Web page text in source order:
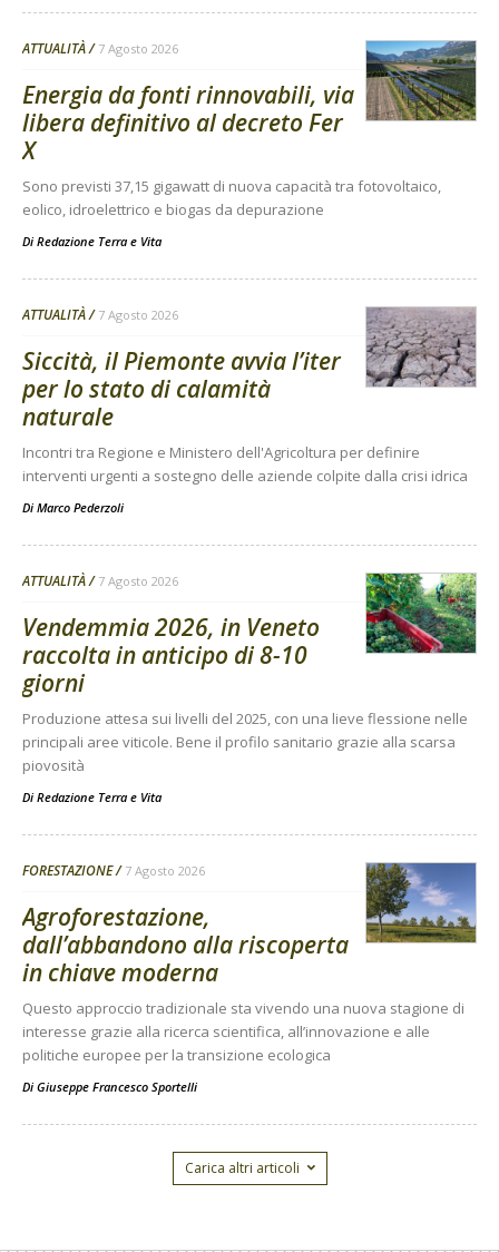
ATTUALITÀ 7 Agosto 2026
Energia da fonti rinnovabili, via
libera definitivo al decreto Fer
X
Sono previsti 37,15 gigawatt di nuova capacità tra fotovoltaico,
eolico, idroelettrico e biogas da depurazione
Di Redazione Terra e Vita
ATTUALITÀ 7 Agosto 2026
Siccità, il Piemonte avvia l’iter
per lo stato di calamità
naturale
Incontri tra Regione e Ministero dell'Agricoltura per definire
interventi urgenti a sostegno delle aziende colpite dalla crisi idrica
Di Marco Pederzoli
ATTUALITÀ 7 Agosto 2026
Vendemmia 2026, in Veneto
raccolta in anticipo di 8-10
giorni
Produzione attesa sui livelli del 2025, con una lieve flessione nelle
principali aree viticole. Bene il profilo sanitario grazie alla scarsa
piovosità
Di Redazione Terra e Vita
FORESTAZIONE 7 Agosto 2026
Agroforestazione,
dall’abbandono alla riscoperta
in chiave moderna
Questo approccio tradizionale sta vivendo una nuova stagione di
interesse grazie alla ricerca scientifica, all’innovazione e alle
politiche europee per la transizione ecologica
Di Giuseppe Francesco Sportelli
Carica altri articoli